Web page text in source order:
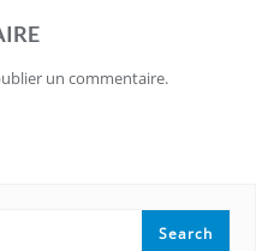
un commentaire.